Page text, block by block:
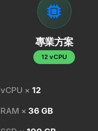
專業方案
12 vCPU
vCPU × 12
RAM × 36 GB